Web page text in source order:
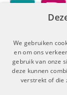
Algemene
© Copyright
We gebruiken
en om ons
gebruik van onze
deze kunnen
verstrekt of die